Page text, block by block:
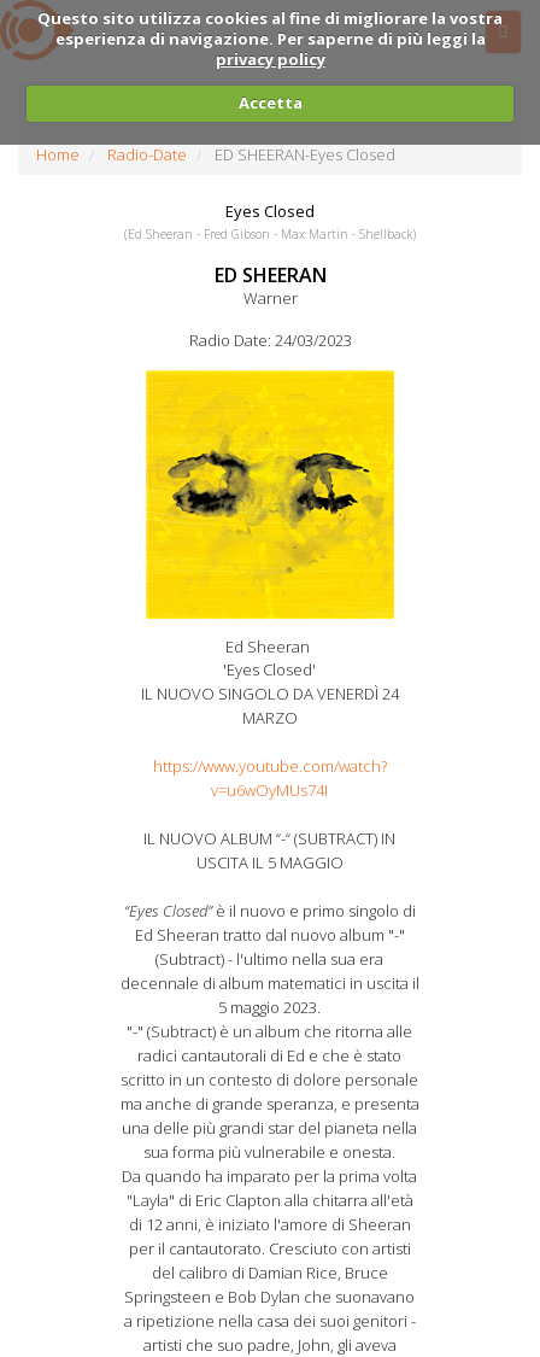
Questo sito utilizza cookies al fine di migliorare la vostra
esperienza di navigazione. Per saperne di più leggi la
privacy policy
Accetta
Home Radio-Date ED SHEERAN-Eyes Closed
Eyes Closed
(Ed Sheeran - Fred Gibson - Max Martin - Shellback)
ED SHEERAN
Warner
Radio Date: 24/03/2023
Ed Sheeran
'Eyes Closed'
IL NUOVO SINGOLO DA VENERDÌ 24
MARZO
https://www.youtube.com/watch?
v=u6wOyMUs74I
IL NUOVO ALBUM “-“ (SUBTRACT) IN
USCITA IL 5 MAGGIO
“Eyes Closed”è il nuovo e primo singolo di
Ed Sheeran tratto dal nuovo album "-"
(Subtract) - l'ultimo nella sua era
decennale di album matematici in uscita il
5 maggio 2023.
"-" (Subtract) è un album che ritorna alle
radici cantautorali di Ed e che è stato
scritto in un contesto di dolore personale
ma anche di grande speranza, e presenta
una delle più grandi star del pianeta nella
sua forma più vulnerabile e onesta.
Da quando ha imparato per la prima volta
"Layla" di Eric Clapton alla chitarra all'età
di 12 anni, è iniziato l'amore di Sheeran
per il cantautorato. Cresciuto con artisti
del calibro di Damian Rice, Bruce
Springsteen e Bob Dylan che suonavano
a ripetizione nella casa dei suoi genitori -
artisti che suo padre, John, gli aveva